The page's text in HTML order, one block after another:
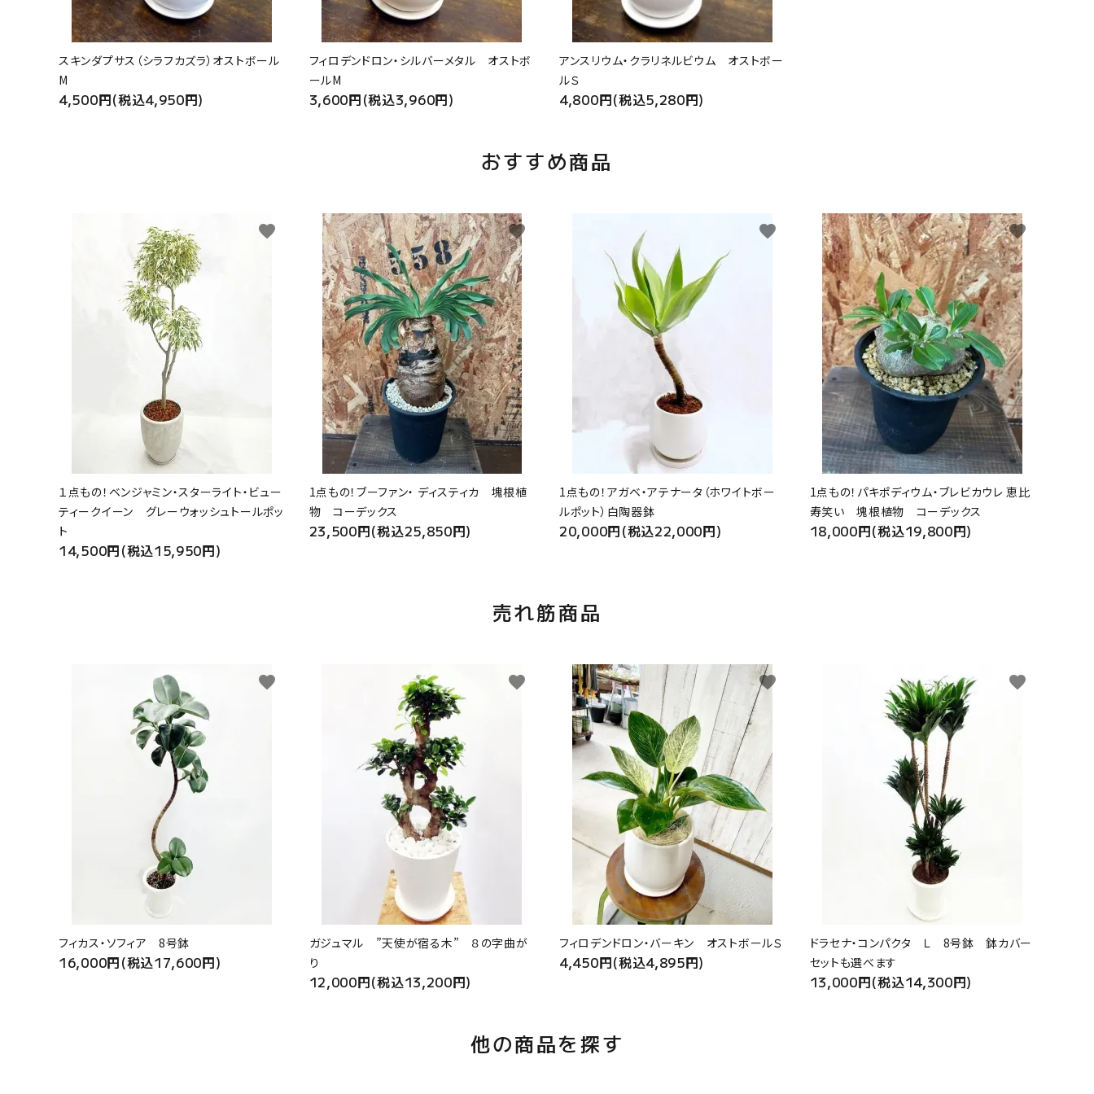
スキンダプサス（シラフカズラ）オストボール
M
4,500円(税込4,950円)
フィロデンドロン・シルバーメタル オストボ
ールM
3,600円(税込3,960円)
アンスリウム・クラリネルビウム オストボー
ルＳ
4,800円(税込5,280円)
おすすめ商品
１点もの！ベンジャミン・スターライト・ビュー
ティークイーン グレーウォッシュトールポッ
ト
14,500円(税込15,950円)
favorite
1点もの！ブーファン・ ディスティカ 塊根植
物 コーデックス
23,500円(税込25,850円)
favorite
1点もの！アガベ・アテナータ（ホワイトボー
ルポット）白陶器鉢
20,000円(税込22,000円)
favorite
1点もの！パキポディウム・ブレビカウレ 恵比
寿笑い 塊根植物 コーデックス
18,000円(税込19,800円)
favorite
売れ筋商品
フィカス・ソフィア 8号鉢
16,000円(税込17,600円)
favorite
ガジュマル ”天使が宿る木” ８の字曲が
り
12,000円(税込13,200円)
favorite
フィロデンドロン・バーキン オストボールＳ
4,450円(税込4,895円)
favorite
ドラセナ・コンパクタ Ｌ 8号鉢 鉢カバー
セットも選べます
13,000円(税込14,300円)
favorite
他の商品を探す